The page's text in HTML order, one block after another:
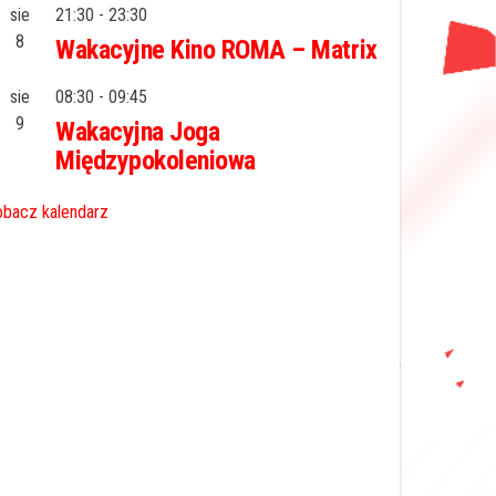
sie
8
21:30 - 23:30
Wakacyjne Kino ROMA – Matrix
sie
9
08:30 - 09:45
Wakacyjna Joga
Międzypokoleniowa
kalendarz